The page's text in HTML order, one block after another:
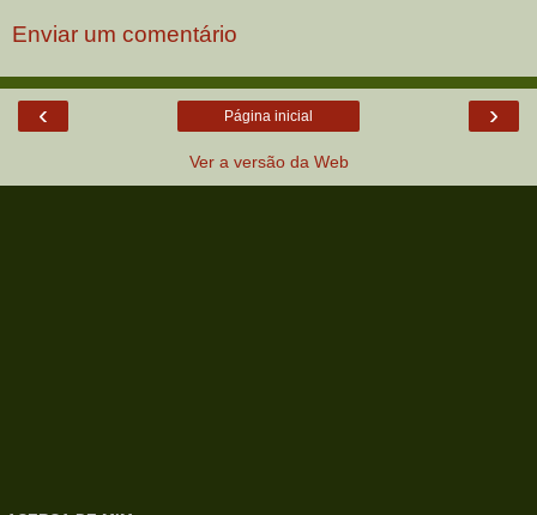
Enviar um comentário
‹ ›
Página inicial
Ver a versão da Web